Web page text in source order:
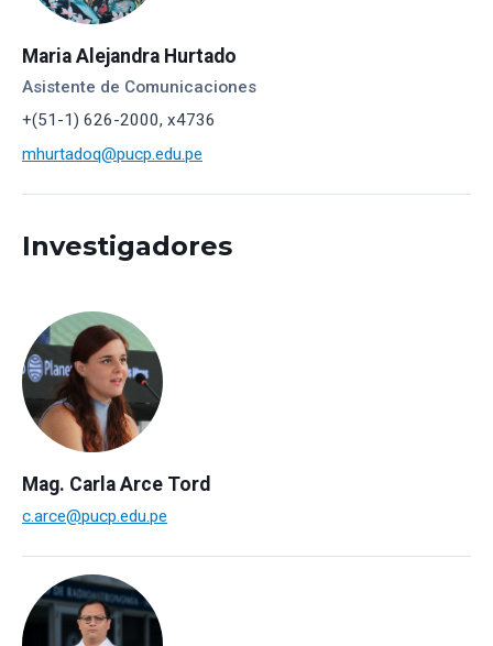
Maria Alejandra Hurtado
Asistente de Comunicaciones
+(51-1) 626-2000, x4736
mhurtadoq@pucp.edu.pe
Investigadores
Mag. Carla Arce Tord
c.arce@pucp.edu.pe